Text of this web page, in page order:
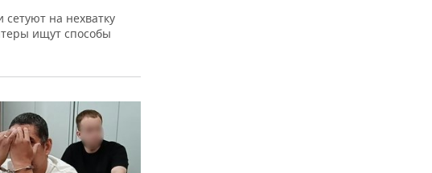
на нехватку
ищут способы